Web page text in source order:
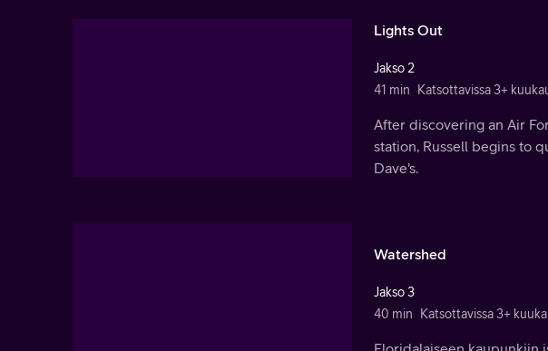
Lights Out
Jakso 2
41 min
Katsottavissa 3+
After discovering an Air
station, Russell begins to
Dave's.
Watershed
Jakso 3
40 min
Katsottavissa 3+